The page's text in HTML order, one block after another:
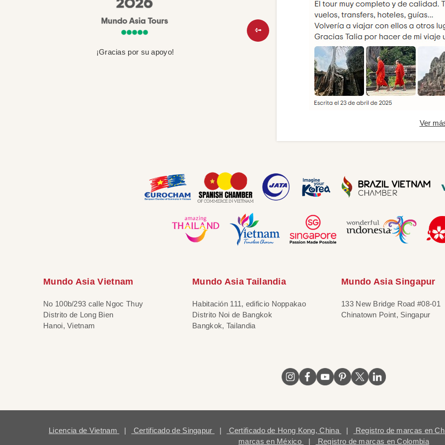
¡Gracias por su apoyo!
Ver
Mundo Asia Vietnam
No 100b/293 calle Ngoc Thuy
Distrito de Long Bien
Hanoi, Vietnam
Mundo Asia Tailandia
Habitación 111, edificio Noppakao
Distrito Noi de Bangkok
Bangkok, Tailandia
Mundo Asia Singapur
133 New Bridge Road #08-01
Chinatown Point, Singapur
Licencia de Vietnam | Certificado de Singapur | Certificado de Hong Kong, China |
Registro de marcas en
marcas en México
| Registro de marcas en Colombia